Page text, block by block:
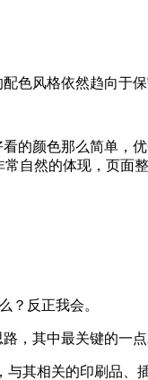
色风格依然趋向于
的颜色那么简单，
自然的体现，页面
？反正我会。
其中最关键的一
与其相关的印刷品